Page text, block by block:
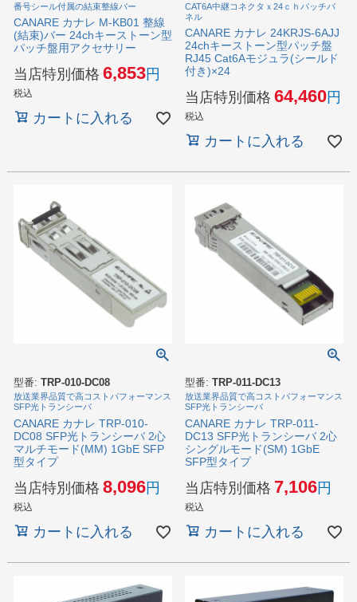
番号シール付属の結束整線バー
CANARE カナレ M-KB01 整線
(結束)バー 24chキーストーン型
パッチ盤用アクセサリー
当店特別価格 6,853
税込
カートに入れる
CAT6A中継コネクタｘ24ｃｈパッチパ
ネル
CANARE カナレ 24KRJS-6AJJ
24chキーストーン型パッチ盤
RJ45 Cat6Aモジュラ(シールド
付き)×24
当店特別価格 64,460
税込
カートに入れる
型番: TRP-010-DC08
放送業界品質で高コストパフォーマンス
SFP光トランシーバ
CANARE カナレ TRP-010-
DC08 SFP光トランシーバ 2心
マルチモード(MM) 1GbE SFP
型タイプ
当店特別価格 8,096
税込
カートに入れる
型番: TRP-011-DC13
放送業界品質で高コストパフォーマンス
SFP光トランシーバ
CANARE カナレ TRP-011-
DC13 SFP光トランシーバ 2心
シングルモード(SM) 1GbE
SFP型タイプ
当店特別価格 7,106
税込
カートに入れる